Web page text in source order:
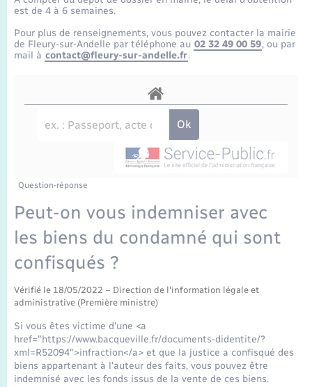
Etat-civil - Papiers - Citoyenneté
Mariage – PACS
Recensement
Loisirs
Organisation d’événement
Sécurité - Prévention
Transports
Transports scolaires
Travaux - Autorisation d’occupation de l’espace
public
Compétences
Présentation de la commune
La Communauté de communes
est de 4 à 6 semaines.
Pour plus de renseignements, vous pouvez contacter la mairie
de Fleury-sur-Andelle par téléphone au 02 32 49 00 59, ou par
mail à contact@fleury-sur-andelle.fr.
Question-réponse
Peut-on vous indemniser avec
les biens du condamné qui sont
confisqués ?
Vérifié le 18/05/2022 – Direction de l'information légale et
administrative (Première ministre)
Si vous êtes victime d'une <a
href="https://www.bacqueville.fr/documents-didentite/?
xml=R52094">infraction</a> et que la justice a confisqué des
biens appartenant à l'auteur des faits, vous pouvez être
indemnisé avec les fonds issus de la vente de ces biens.